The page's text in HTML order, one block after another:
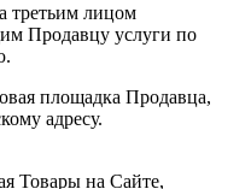
третьим лицом
Продавцу услуги по
площадка Продавца,
адресу.
Товары на Сайте,